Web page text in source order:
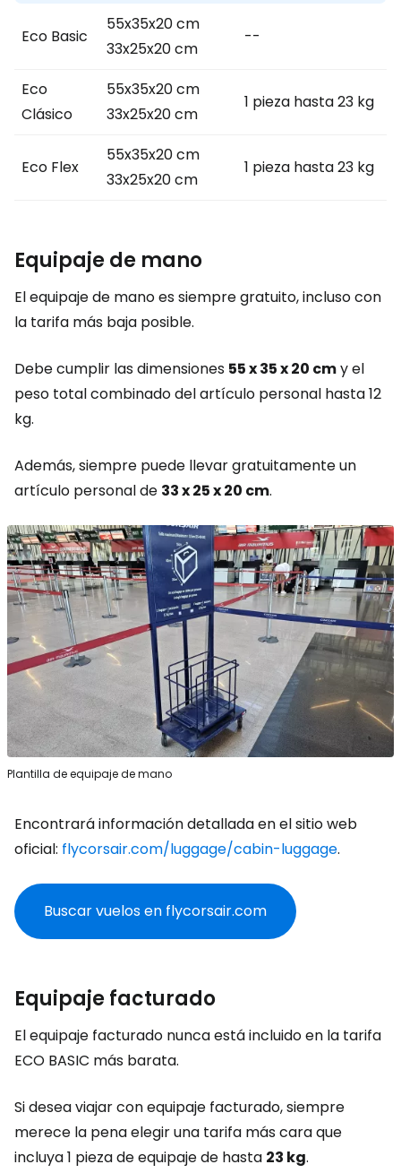
Eco Basic
55x35x20 cm
33x25x20 cm
--
Eco
Clásico
55x35x20 cm
33x25x20 cm
1 pieza hasta 23 kg
Eco Flex
55x35x20 cm
33x25x20 cm
1 pieza hasta 23 kg
Equipaje de mano
El equipaje de mano es siempre gratuito, incluso con
la tarifa más baja posible.
Debe cumplir las dimensiones 55 x 35 x 20 cmy el
peso total combinado del artículo personal hasta 12
kg.
Además, siempre puede llevar gratuitamente un
artículo personal de 33 x 25 x 20 cm.
Plantilla de equipaje de mano
Encontrará información detallada en el sitio web
oficial: flycorsair.com/luggage/cabin-luggage.
Buscar vuelos en flycorsair.com
Equipaje facturado
El equipaje facturado nunca está incluido en la tarifa
ECO BASIC más barata.
Si desea viajar con equipaje facturado, siempre
merece la pena elegir una tarifa más cara que
incluya 1 pieza de equipaje de hasta 23 kg.